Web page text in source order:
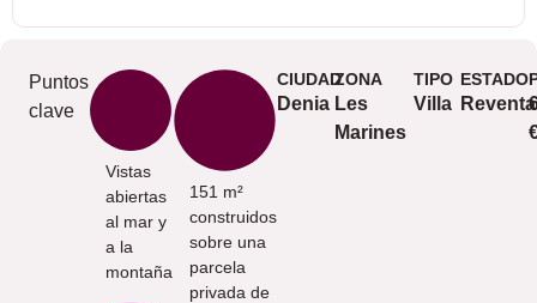
Puntos
clave
Vistas
abiertas
al mar y
a la
montaña
151 m²
construidos
sobre una
parcela
privada de
CIUDAD
Denia
ZONA
Les
Marines
TIPO
Villa
ESTADO
Reventa